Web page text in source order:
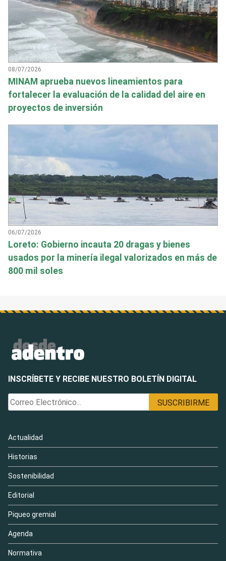
08/07/2026
MINAM aprueba nuevos lineamientos para
fortalecer la evaluación de la calidad del aire en
proyectos de inversión
06/07/2026
Loreto: Gobierno incauta 20 dragas y bienes
usados por la minería ilegal valorizados en más de
800 mil soles
INSCRÍBETE Y RECIBE NUESTRO BOLETÍN DIGITAL
Actualidad
Historias
Sostenibilidad
Editorial
Piqueo gremial
Agenda
Normativa